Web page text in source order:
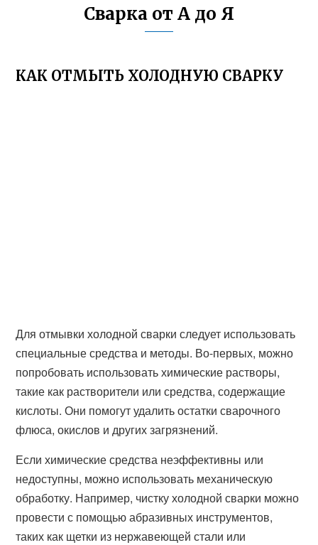
Сварка от А до Я
КАК ОТМЫТЬ ХОЛОДНУЮ СВАРКУ
Для отмывки холодной сварки следует использовать
специальные средства и методы. Во-первых, можно
попробовать использовать химические растворы,
такие как растворители или средства, содержащие
кислоты. Они помогут удалить остатки сварочного
флюса, окислов и других загрязнений.
Если химические средства неэффективны или
недоступны, можно использовать механическую
обработку. Например, чистку холодной сварки можно
провести с помощью абразивных инструментов,
таких как щетки из нержавеющей стали или